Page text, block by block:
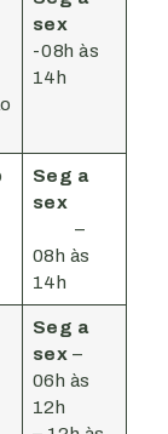
sex
-08h às
14h
Seg a
sex
–
08h às
14h
Seg a
sex –
06h às
12h